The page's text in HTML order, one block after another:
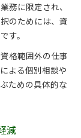
務に限定され、
のためには、資
す。
格範囲外の仕事
よる個別相談や
ための具体的な
減